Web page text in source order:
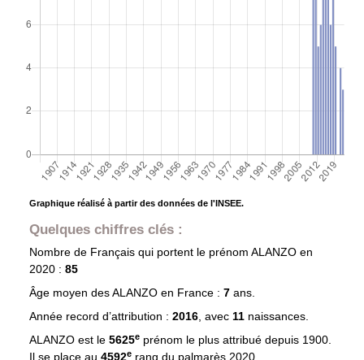
Graphique réalisé à partir des données de l'INSEE.
Quelques chiffres clés :
Nombre de Français qui portent le prénom ALANZO en
2020 : 85
Âge moyen desALANZOen France : 7 ans.
Année record d’attribution : 2016, avec 11 naissances.
ALANZO est le 5625eprénom le plus attribué depuis 1900.
Il se place au 4592e rang du palmarès 2020.